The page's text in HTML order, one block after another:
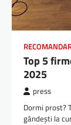
Top 5
2025
press
Dormi prost?
gândești la